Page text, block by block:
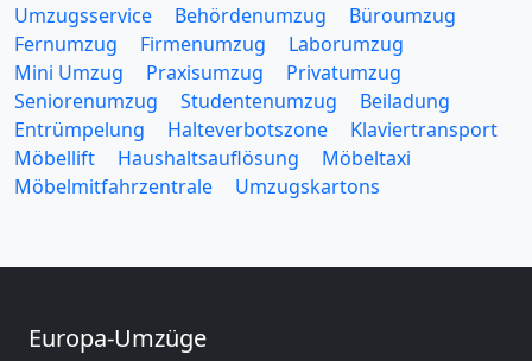
Umzugsservice Behördenumzug
Büroumzug
Fernumzug
Firmenumzug
Laborumzug
Mini Umzug
Praxisumzug
Privatumzug
Seniorenumzug
Studentenumzug
Beiladung
Entrümpelung
Halteverbotszone
Klaviertransport
Möbellift
Haushaltsauflösung
Möbeltaxi
Möbelmitfahrzentrale
Umzugskartons
Europa-Umzüge